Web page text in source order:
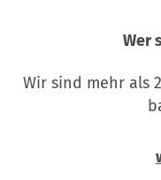
Wer
Wir sind mehr als